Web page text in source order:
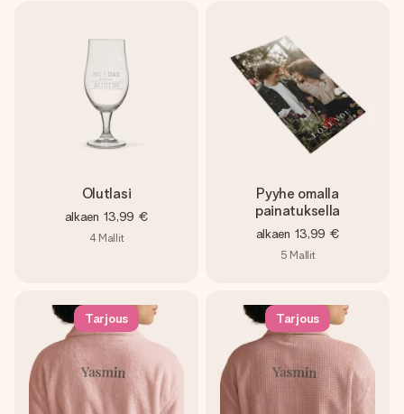
Olutlasi
alkaen 13,99 €
4 Mallit
Pyyhe omalla
painatuksella
alkaen 13,99 €
5 Mallit
Tarjous Tarjous